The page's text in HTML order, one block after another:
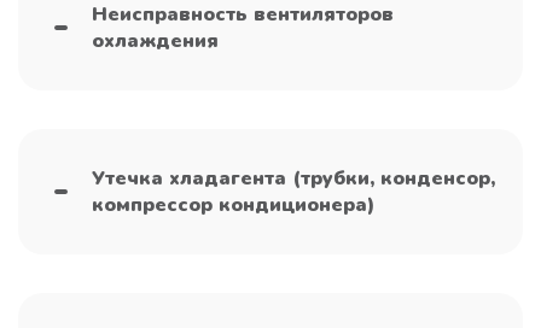
Неисправность вентиляторов
охлаждения
Утечка хладагента (трубки, конденсор,
компрессор кондиционера)